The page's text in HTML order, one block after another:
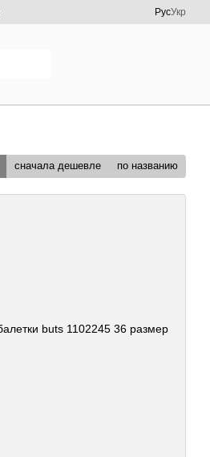
РусУкр
сначала дешевле по названию